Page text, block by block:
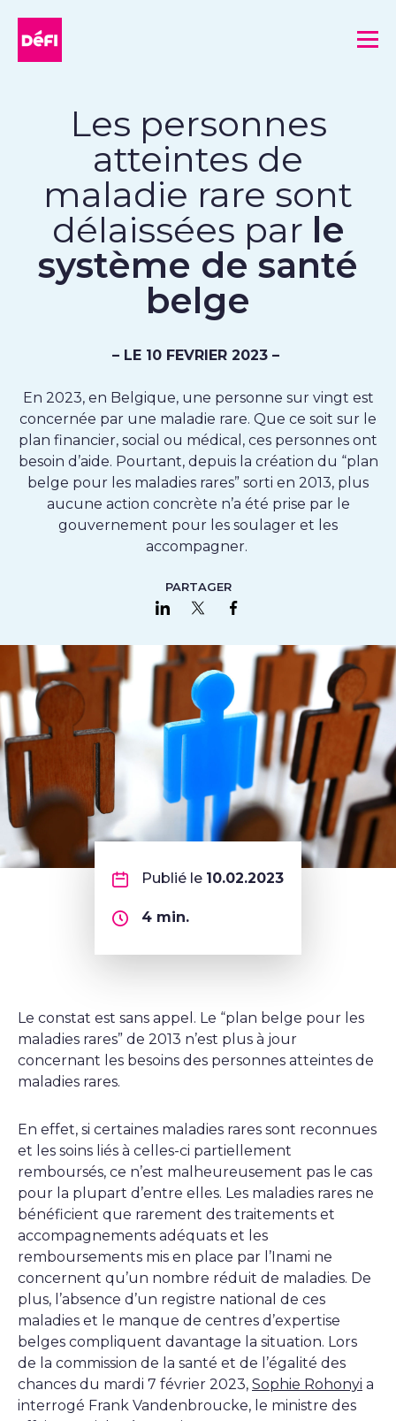
Les personnes
atteintes de
maladie rare sont
délaissées par le
système de santé
belge
– LE 10 FEVRIER 2023 –
En 2023, en Belgique, une personne sur vingt est
concernée par une maladie rare. Que ce soit sur le
plan financier, social ou médical, ces personnes ont
besoin d’aide. Pourtant, depuis la création du “plan
belge pour les maladies rares” sorti en 2013, plus
aucune action concrète n’a été prise par le
gouvernement pour les soulager et les
accompagner.
PARTAGER
Partager sur LinkedIn
Partager sur Twitter
Publié le 10.02.2023
4 min.
Le constat est sans appel. Le “plan belge pour les
maladies rares” de 2013 n’est plus à jour
concernant les besoins des personnes atteintes de
maladies rares.
En effet, si certaines maladies rares sont reconnues
et les soins liés à celles-ci partiellement
remboursés, ce n’est malheureusement pas le cas
pour la plupart d’entre elles. Les maladies rares ne
bénéficient que rarement des traitements et
accompagnements adéquats et les
remboursements mis en place par l’Inami ne
concernent qu’un nombre réduit de maladies. De
plus, l’absence d’un registre national de ces
maladies et le manque de centres d’expertise
belges compliquent davantage la situation. Lors
de la commission de la santé et de l’égalité des
chances du mardi 7 février 2023, Sophie Rohonyi a
interrogé Frank Vandenbroucke, le ministre des